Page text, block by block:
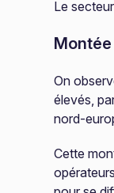
Le
On
élevés,
nord-
Cette